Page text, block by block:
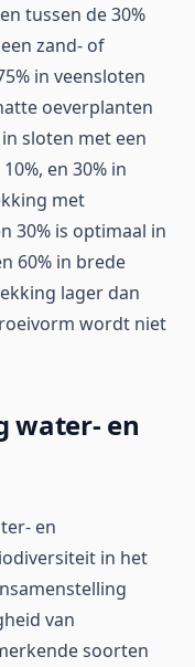
tussen de 30%
zand- of
in veensloten
oeverplanten
sloten met een
en 30% in
met
30% is optimaal in
60% in brede
lager dan
wordt niet
water- en
en
in het
van
soorten